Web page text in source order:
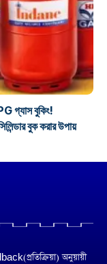
গ্যাস বুকিং!
বুক করার উপায়
অনুয়ায়ী